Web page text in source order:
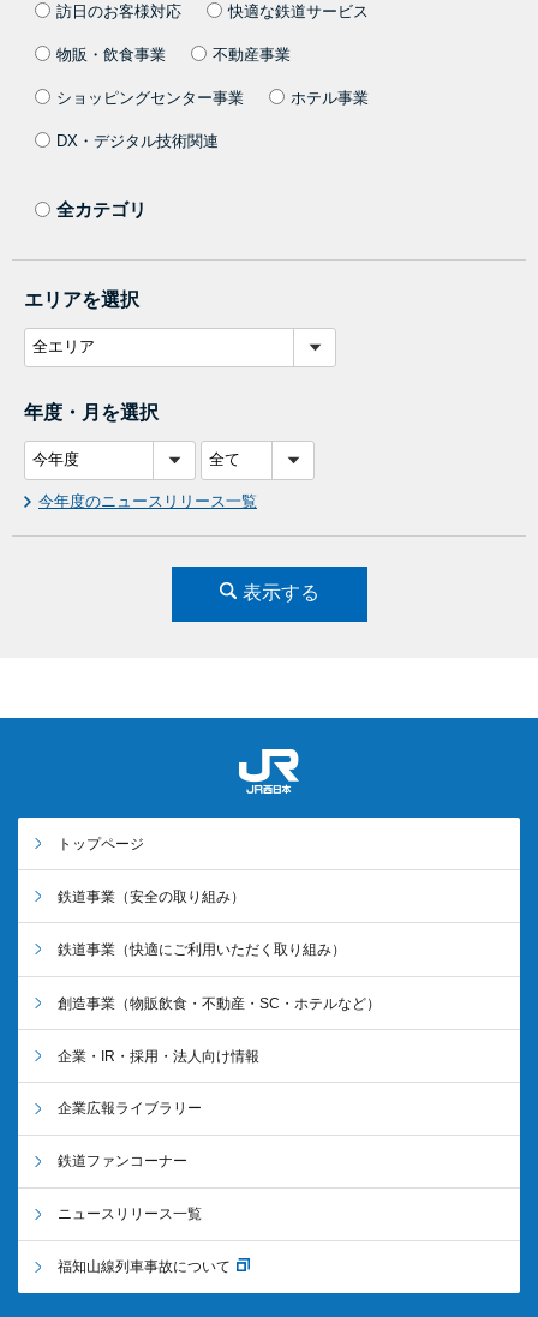
訪日のお客様対応 快適な鉄道サービス
物販・飲食事業 不動産事業
ショッピングセンター事業 ホテル事業
DX・デジタル技術関連
全カテゴリ
エリアを選択
年度・月を選択
今年度のニュースリリース一覧
表示する
トップページ
鉄道事業 （安全の取り組み）
鉄道事業 （快適にご利用いただく取り組み）
創造事業 （物販飲食・不動産・SC・ホテルなど）
企業・IR・採用・法人向け情報
企業広報ライブラリー
鉄道ファンコーナー
ニュースリリース一覧
福知山線列車事故について